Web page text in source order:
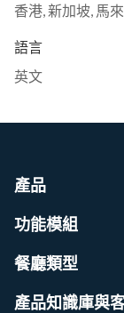
香港,新加坡, 馬
語言
英文
產品
功能模組
餐廳類型
產品知識庫與